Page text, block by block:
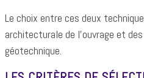
Le choix entre ces deux
architecturale de l'ouvrage et
géotechnique.